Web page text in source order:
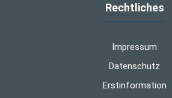
Rechtliches
Impressum
Datenschutz
Erstinformation